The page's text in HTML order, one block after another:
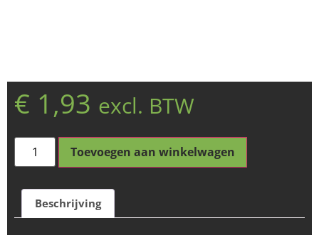
€ 1,93 excl. BTW
Toevoegen aan winkelwagen
Beschrijving